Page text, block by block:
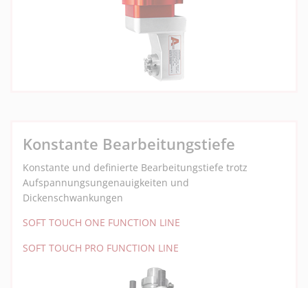
Konstante Bearbeitungstiefe
Konstante und definierte Bearbeitungstiefe trotz
Aufspannungsungenauigkeiten und
Dickenschwankungen
SOFT TOUCH ONE FUNCTION LINE
SOFT TOUCH PRO FUNCTION LINE